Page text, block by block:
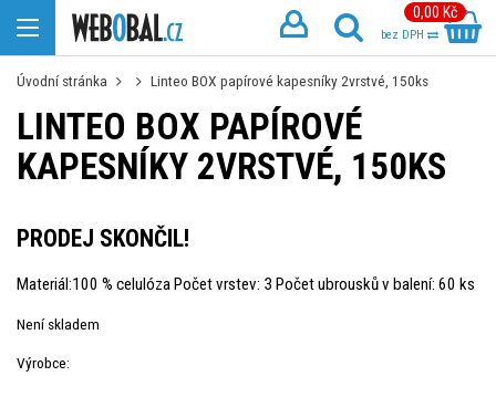
0,00 Kč
bez DPH
Úvodní stránka Linteo BOX papírové kapesníky 2vrstvé, 150ks
LINTEO BOX PAPÍROVÉ
KAPESNÍKY 2VRSTVÉ, 150KS
PRODEJ SKONČIL!
Materiál:100 % celulóza Počet vrstev: 3 Počet ubrousků v balení: 60 ks
Není skladem
Výrobce: